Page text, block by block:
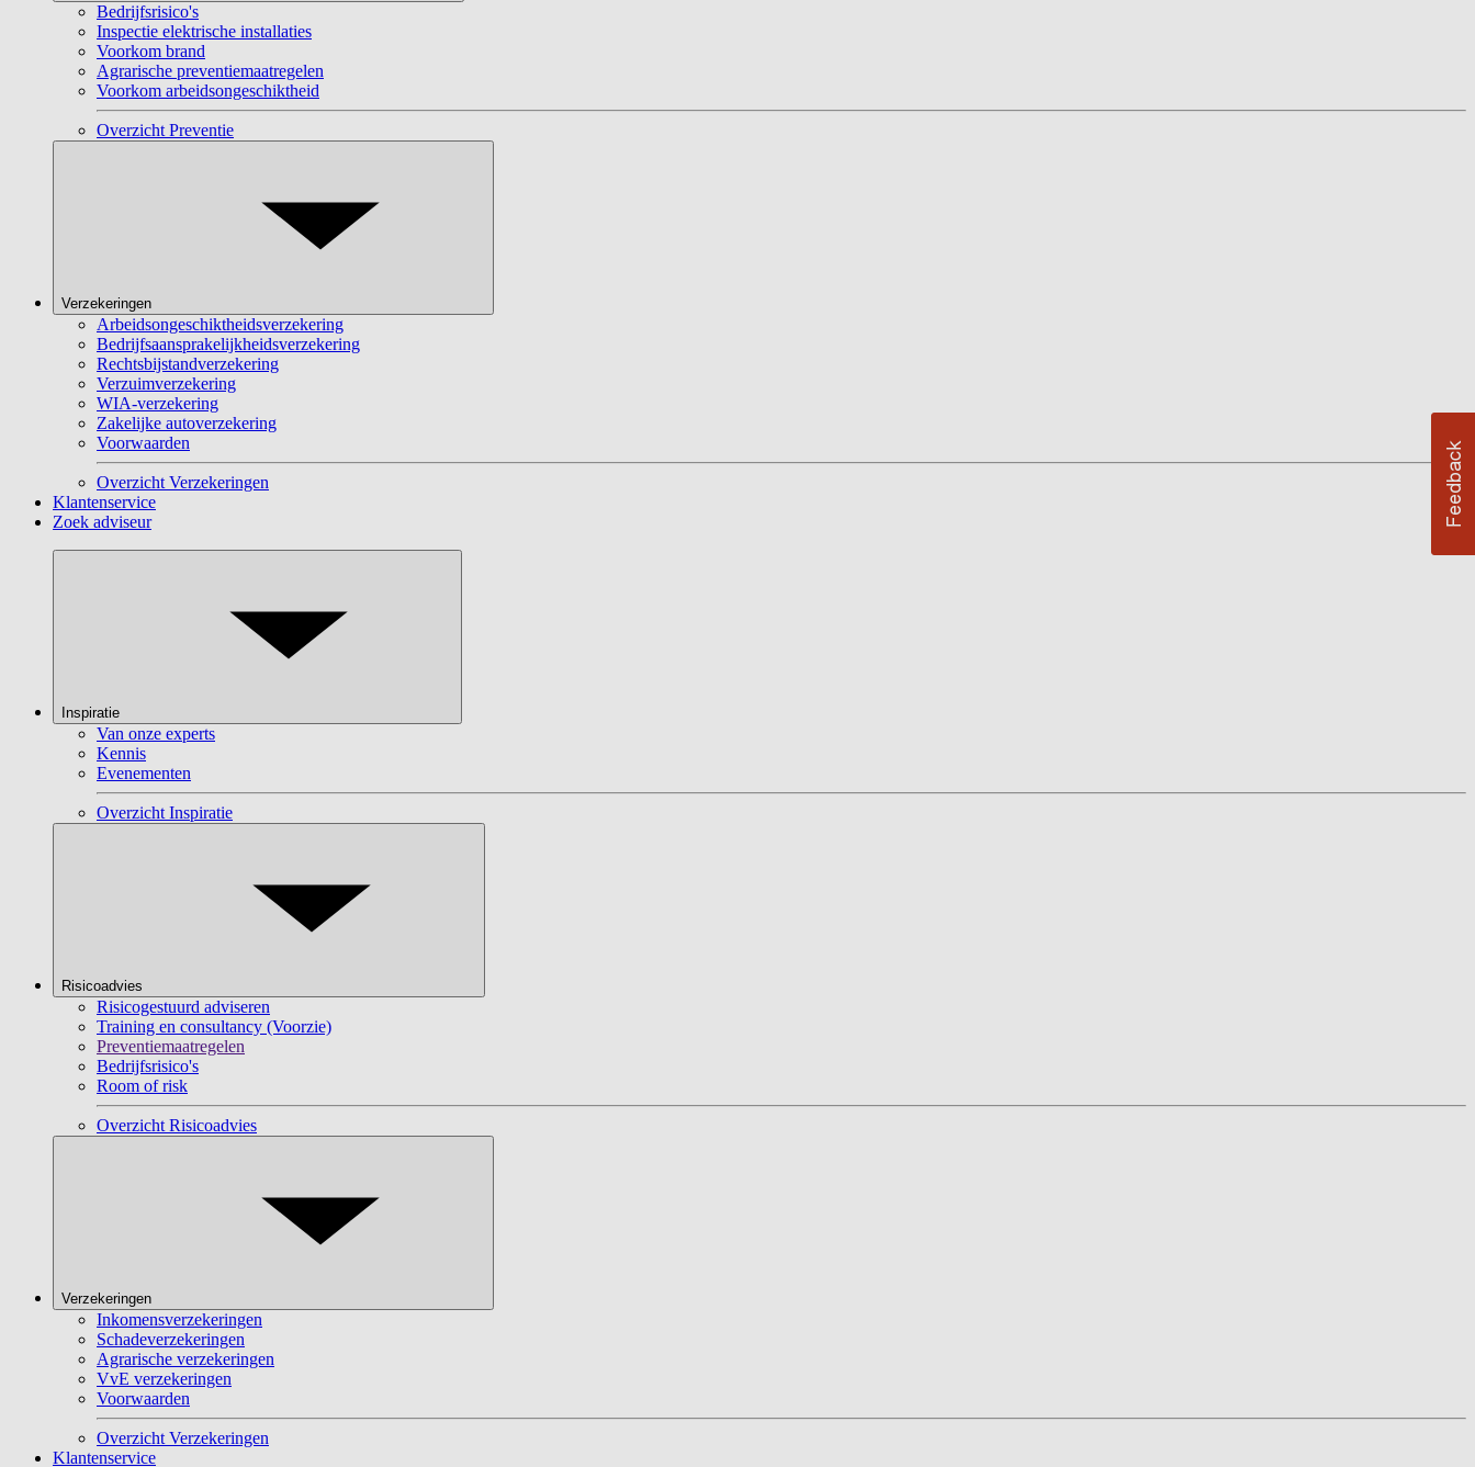
Bedrijfsrisico's
Inspectie elektrische installaties
Voorkom brand
Agrarische preventiemaatregelen
Voorkom arbeidsongeschiktheid
Overzicht Preventie
Verzekeringen
Arbeidsongeschiktheidsverzekering
Bedrijfsaansprakelijkheidsverzekering
Rechtsbijstandverzekering
Verzuimverzekering
WIA-verzekering
Zakelijke autoverzekering
Voorwaarden
Overzicht Verzekeringen
Klantenservice
Zoek adviseur
Inspiratie
Van onze experts
Kennis
Evenementen
Overzicht Inspiratie
Risicoadvies
Risicogestuurd adviseren
Training en consultancy (Voorzie)
Preventiemaatregelen
Bedrijfsrisico's
Room of risk
Overzicht Risicoadvies
Verzekeringen
Inkomensverzekeringen
Schadeverzekeringen
Agrarische verzekeringen
VvE verzekeringen
Voorwaarden
Overzicht Verzekeringen
Klantenservice